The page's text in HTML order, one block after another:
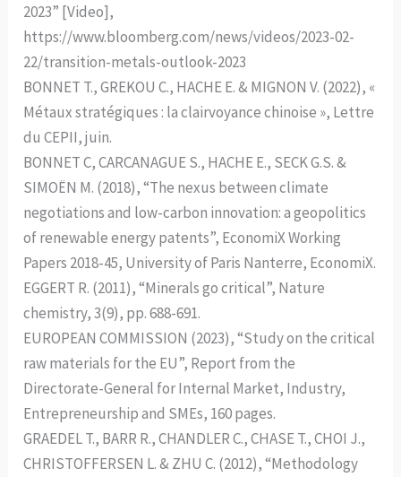
2023” [Video],
https://www.bloomberg.com/news/videos/2023-02-
22/transition-metals-outlook-2023
BONNET T., GREKOU C., HACHE E. & MIGNON V. (2022), «
Métaux stratégiques : la clairvoyance chinoise », Lettre
du CEPII, juin.
BONNET C, CARCANAGUE S., HACHE E., SECK G.S. &
SIMOËN M. (2018), “The nexus between climate
negotiations and low-carbon innovation: a geopolitics
of renewable energy patents”, EconomiX Working
Papers 2018-45, University of Paris Nanterre, EconomiX.
EGGERT R. (2011), “Minerals go critical”, Nature
chemistry, 3(9), pp. 688-691.
EUROPEAN COMMISSION (2023), “Study on the critical
raw materials for the EU”, Report from the
Directorate-General for Internal Market, Industry,
Entrepreneurship and SMEs, 160 pages.
GRAEDEL T., BARR R., CHANDLER C., CHASE T., CHOI J.,
CHRISTOFFERSEN L. & ZHU C. (2012), “Methodology